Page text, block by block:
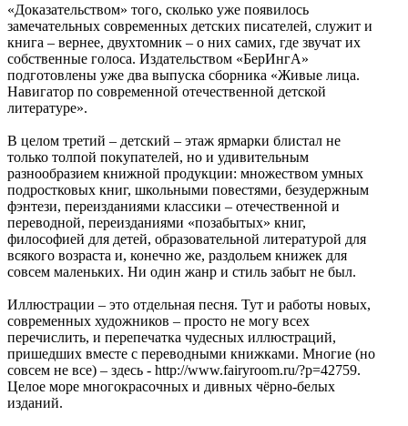
«Доказательством» того, сколько уже появилось
замечательных современных детских писателей, служит и
книга – вернее, двухтомник – о них самих, где звучат их
собственные голоса. Издательством «БерИнгА»
подготовлены уже два выпуска сборника «Живые лица.
Навигатор по современной отечественной детской
литературе».
В целом третий – детский – этаж ярмарки блистал не
только толпой покупателей, но и удивительным
разнообразием книжной продукции: множеством умных
подростковых книг, школьными повестями, безудержным
фэнтези, переизданиями классики – отечественной и
переводной, переизданиями «позабытых» книг,
философией для детей, образовательной литературой для
всякого возраста и, конечно же, раздольем книжек для
совсем маленьких. Ни один жанр и стиль забыт не был.
Иллюстрации – это отдельная песня. Тут и работы новых,
современных художников – просто не могу всех
перечислить, и перепечатка чудесных иллюстраций,
пришедших вместе с переводными книжками. Многие (но
совсем не все) – здесь - http://www.fairyroom.ru/?p=42759.
Целое море многокрасочных и дивных чёрно-белых
изданий.